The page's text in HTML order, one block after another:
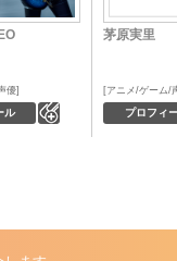
ル
優
茅原実里
プロフィ
アニメ/ゲーム/